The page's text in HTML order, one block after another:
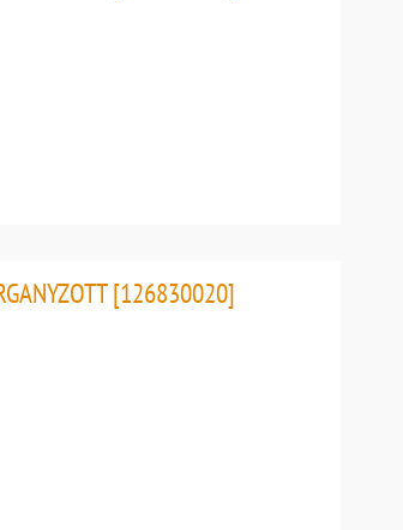
[126830020]